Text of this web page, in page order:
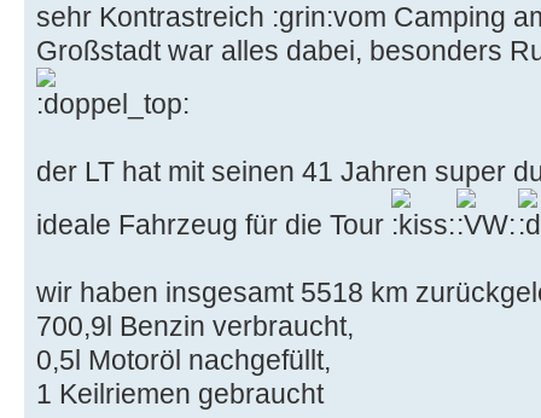
sehr Kontrastreich
vom Camping
Großstadt war alles dabei, besonders
der LT hat mit seinen 41 Jahren super
ideale Fahrzeug für die Tour
wir haben insgesamt 5518 km
700,9l Benzin verbraucht,
0,5l Motoröl nachgefüllt,
1 Keilriemen gebraucht